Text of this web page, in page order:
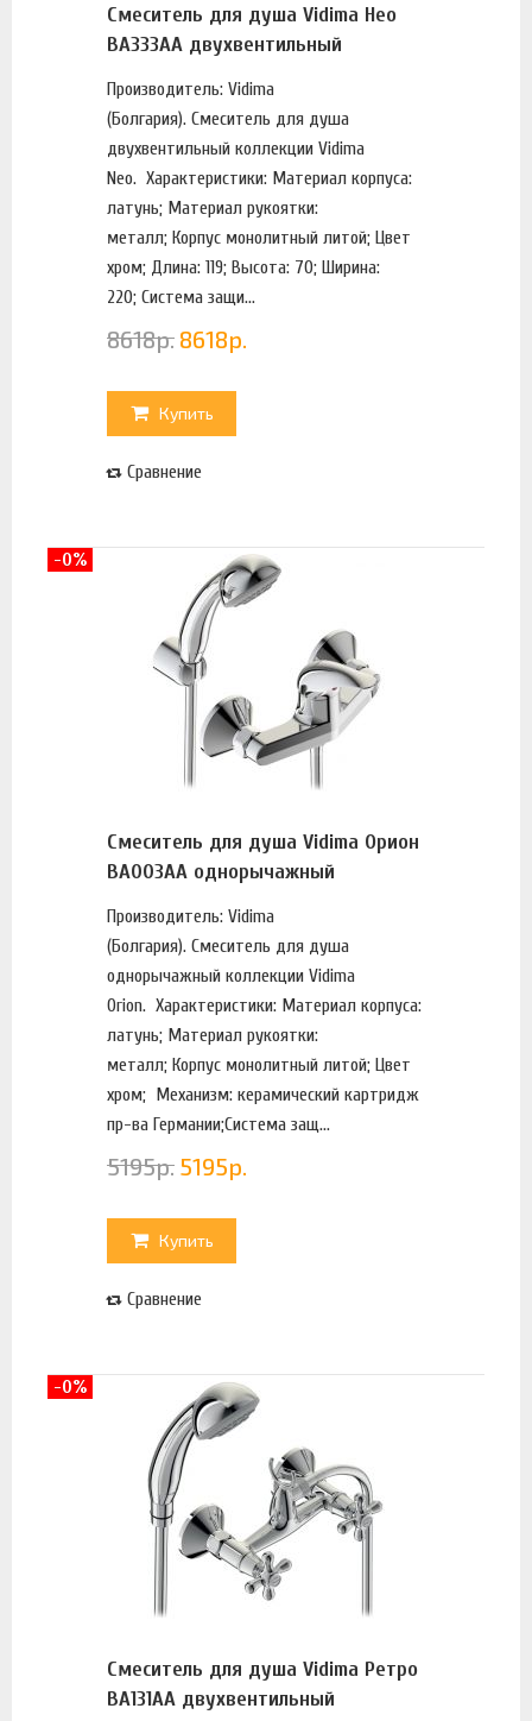
Смеситель для душа Vidima Нео
BA333AA двухвентильный
Производитель: Vidima
(Болгария). Смеситель для душа
двухвентильный коллекции Vidima
Neo. Характеристики: Материал корпуса:
латунь; Материал рукоятки:
металл; Корпус монолитный литой; Цвет
хром; Длина: 119; Высота: 70; Ширина:
220; Система защи...
8618р. 8618р.
Купить
Сравнение
Смеситель для душа Vidima Орион
BA003AA однорычажный
Производитель: Vidima
(Болгария). Смеситель для душа
однорычажный коллекции Vidima
Orion. Характеристики: Материал корпуса:
латунь; Материал рукоятки:
металл; Корпус монолитный литой; Цвет
хром; Механизм: керамический картридж
пр-ва Германии;Система защ...
5195р. 5195р.
Купить
Сравнение
-0%
Смеситель для душа Vidima Ретро
BA131AA двухвентильный
-0%